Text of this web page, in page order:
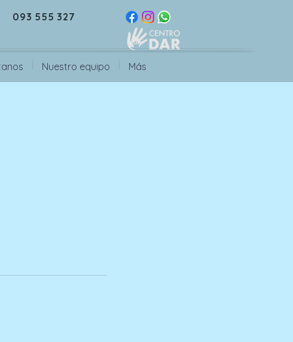
093 555 327
Nuestro equipo Más